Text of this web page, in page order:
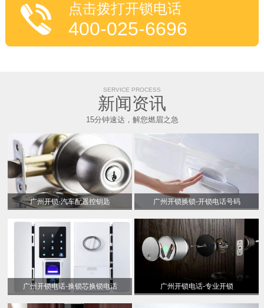
点击拨打开锁电话
400-025-6696
SERVICE PROCESS
新闻资讯
15分钟速达，解您燃眉之急
广州开锁-汽车配遥控钥匙 广州开锁换锁-开锁电话号码
广州开锁电话-换锁芯换锁电话 广州开锁电话-专业开锁